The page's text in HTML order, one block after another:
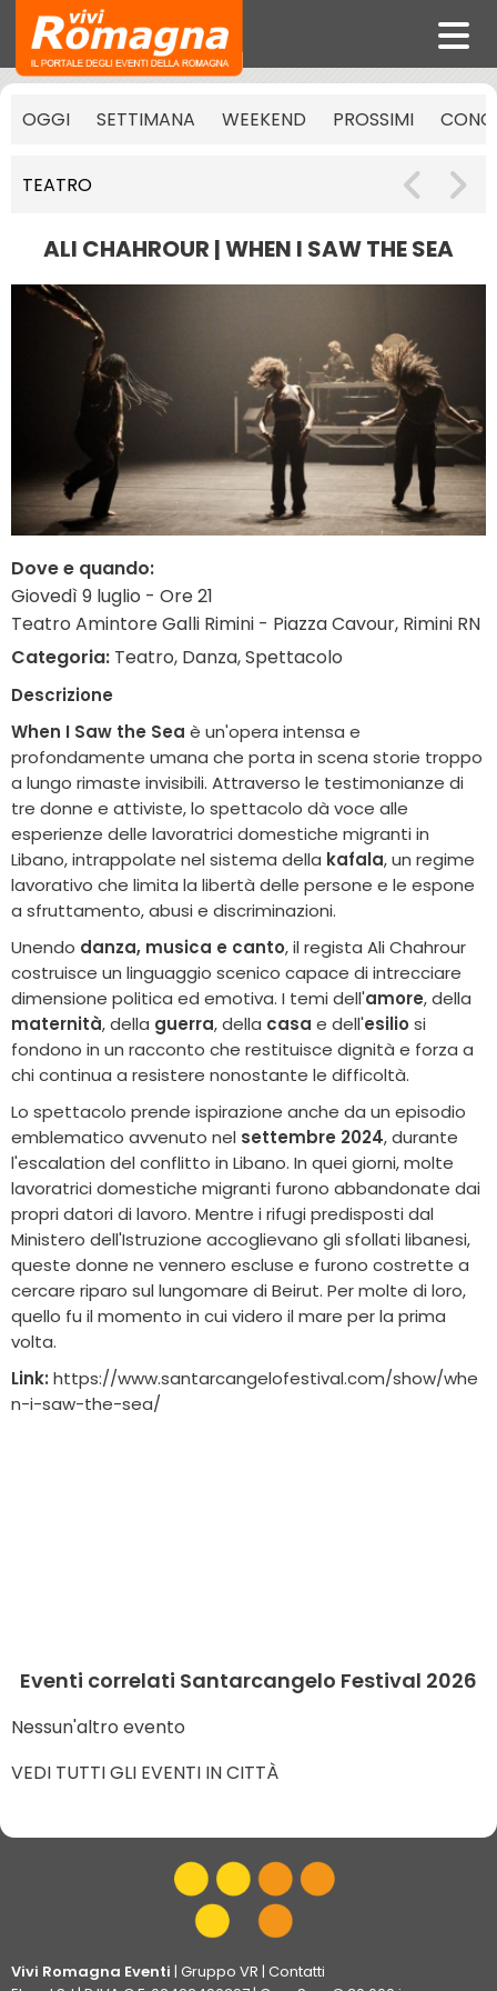
OGGI SETTIMANA WEEKEND PROSSIMI
TEATRO
ALI CHAHROUR | WHEN I SAW THE SEA
Dove e quando:
Giovedì 9 luglio - Ore 21
Teatro Amintore Galli Rimini - Piazza Cavour, Rimini RN
Categoria: Teatro, Danza, Spettacolo
Descrizione
When I Saw the Sea è un'opera intensa e
profondamente umana che porta in scena storie troppo
a lungo rimaste invisibili. Attraverso le testimonianze di
tre donne e attiviste, lo spettacolo dà voce alle
esperienze delle lavoratrici domestiche migranti in
Libano, intrappolate nel sistema della kafala, un regime
lavorativo che limita la libertà delle persone e le espone
a sfruttamento, abusi e discriminazioni.
Unendo danza, musica e canto, il regista Ali Chahrour
costruisce un linguaggio scenico capace di intrecciare
dimensione politica ed emotiva. I temi dell'amore, della
maternità, della guerra, della casa e dell'esilio si
fondono in un racconto che restituisce dignità e forza a
chi continua a resistere nonostante le difficoltà.
Lo spettacolo prende ispirazione anche da un episodio
emblematico avvenuto nel settembre 2024, durante
l'escalation del conflitto in Libano. In quei giorni, molte
lavoratrici domestiche migranti furono abbandonate dai
propri datori di lavoro. Mentre i rifugi predisposti dal
Ministero dell'Istruzione accoglievano gli sfollati libanesi,
queste donne ne vennero escluse e furono costrette a
cercare riparo sul lungomare di Beirut. Per molte di loro,
quello fu il momento in cui videro il mare per la prima
volta.
Link: https://www.santarcangelofestival.com/show/whe
n-i-saw-the-sea/
Eventi correlati Santarcangelo Festival 2026
Nessun'altro evento
VEDI TUTTI GLI EVENTI IN CITTÀ
Vivi Romagna Eventi | Gruppo VR | Contatti